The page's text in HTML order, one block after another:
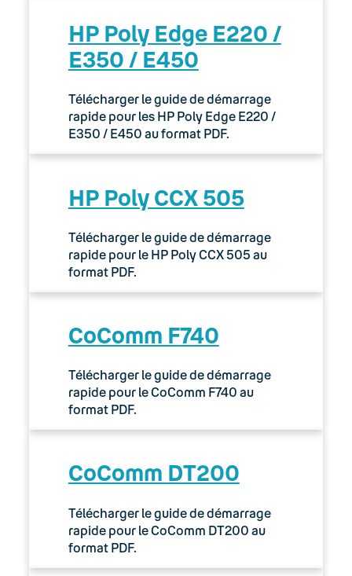
HP Poly Edge E220 /
E350 / E450
Télécharger le guide de démarrage
rapide pour les HP Poly Edge E220 /
E350 / E450 au format PDF.
HP Poly CCX 505
Télécharger le guide de démarrage
rapide pour le HP Poly CCX 505 au
format PDF.
CoComm F740
Télécharger le guide de démarrage
rapide pour le CoComm F740 au
format PDF.
CoComm DT200
Télécharger le guide de démarrage
rapide pour le CoComm DT200 au
format PDF.